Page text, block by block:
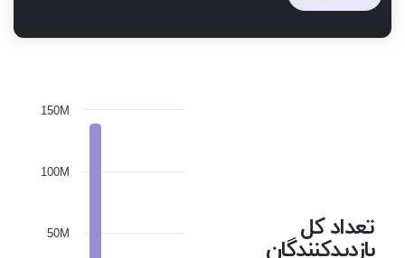
تعداد کل
بازدیدکنندگان
50M
100M
150M